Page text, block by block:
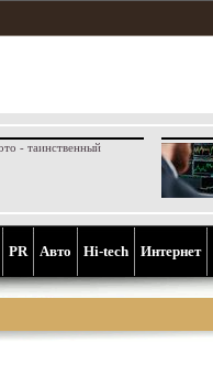
- таинственный
PR Aвто Hi-tech Интернет